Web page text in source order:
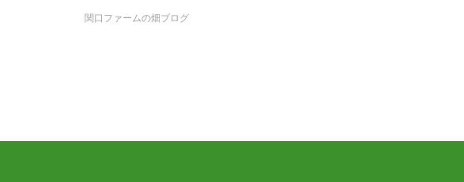
関口ファームの畑ブログ